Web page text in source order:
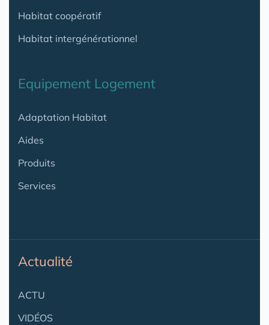
Habitat coopératif
Habitat intergénérationnel
Equipement Logement
Adaptation Habitat
Aides
Produits
Services
Actualité
ACTU
VIDÉOS